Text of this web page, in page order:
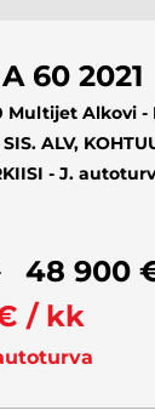
60 2021
Multijet Alkovi -
ALV,
- J.
48 900
/ kk